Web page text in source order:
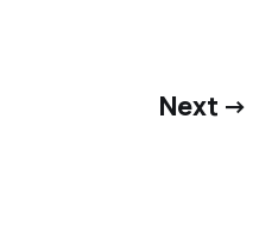
Next →